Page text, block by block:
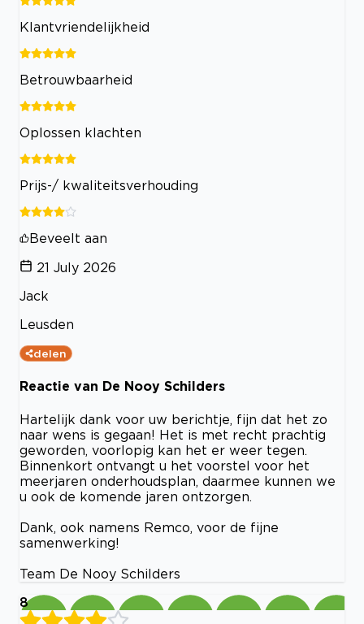
Klantvriendelijkheid
Betrouwbaarheid
Oplossen klachten
Prijs-/ kwaliteitsverhouding
Beveelt aan
21 July 2026
Jack
Leusden
delen
Reactie van De Nooy Schilders
Hartelijk dank voor uw berichtje, fijn dat het zo
naar wens is gegaan! Het is met recht prachtig
geworden, voorlopig kan het er weer tegen.
Binnenkort ontvangt u het voorstel voor het
meerjaren onderhoudsplan, daarmee kunnen we
u ook de komende jaren ontzorgen.
Dank, ook namens Remco, voor de fijne
samenwerking!
Team De Nooy Schilders
8